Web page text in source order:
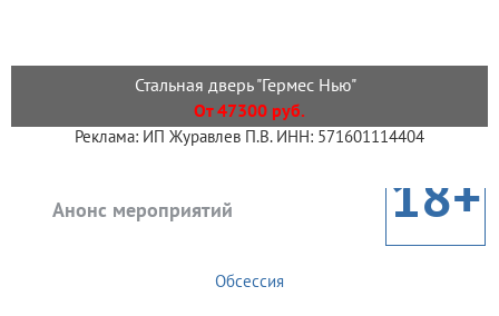
Стальная дверь "Гермес Нью"
От 47300 руб.
Реклама: ИП Журавлев П.В. ИНН: 571601114404
Анонс мероприятий 18+
Обсессия